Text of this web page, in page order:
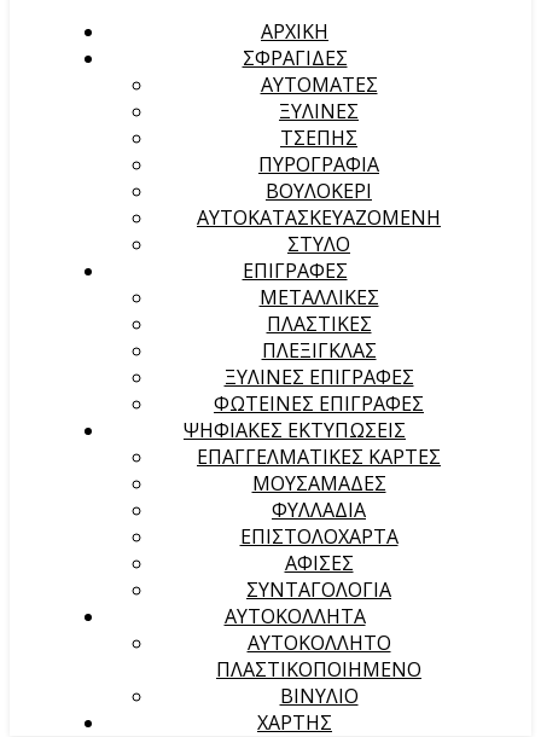
ΑΡΧΙΚΉ
ΣΦΡΑΓΙΔΕΣ
ΑΥΤΟΜΑΤΕΣ
ΞΥΛΙΝΕΣ
ΤΣΕΠΗΣ
ΠΥΡΟΓΡΑΦΙΑ
ΒΟΥΛΟΚΕΡΙ
ΑΥΤΟΚΑΤΑΣΚΕΥΑΖΟΜΕΝΗ
ΣΤΥΛΟ
ΕΠΙΓΡΑΦΕΣ
ΜΕΤΑΛΛΙΚΕΣ
ΠΛΑΣΤΙΚΕΣ
ΠΛΕΞΙΓΚΛΑΣ
ΞΥΛΙΝΕΣ ΕΠΙΓΡΑΦΕΣ
ΦΩΤΕΙΝΕΣ ΕΠΙΓΡΑΦΕΣ
ΨΗΦΙΑΚΕΣ ΕΚΤΥΠΩΣΕΙΣ
ΕΠΑΓΓΕΛΜΑΤΙΚΕΣ ΚΑΡΤΕΣ
ΜΟΥΣΑΜΑΔΕΣ
ΦΥΛΛΑΔΙΑ
ΕΠΙΣΤΟΛΟΧΑΡΤΑ
ΑΦΙΣΕΣ
ΣΥΝΤΑΓΟΛΟΓΙΑ
ΑΥΤΟΚΟΛΛΗΤΑ
ΑΥΤΟΚΟΛΛΗΤΟ
ΠΛΑΣΤΙΚΟΠΟΙΗΜΕΝΟ
ΒΙΝΥΛΙΟ
ΧΑΡΤΗΣ